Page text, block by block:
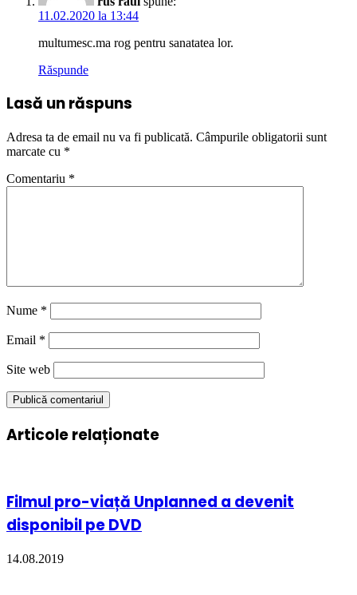
11.02.2020 la 13:44
multumesc.ma rog pentru sanatatea lor.
Răspunde
Lasă un răspuns
Adresa ta de email nu va fi publicată. Câmpurile obligatorii sunt
marcate cu *
Comentariu *
Nume *
Email *
Site web
Articole relaționate
Filmul pro-viață Unplanned a devenit
disponibil pe DVD
14.08.2019